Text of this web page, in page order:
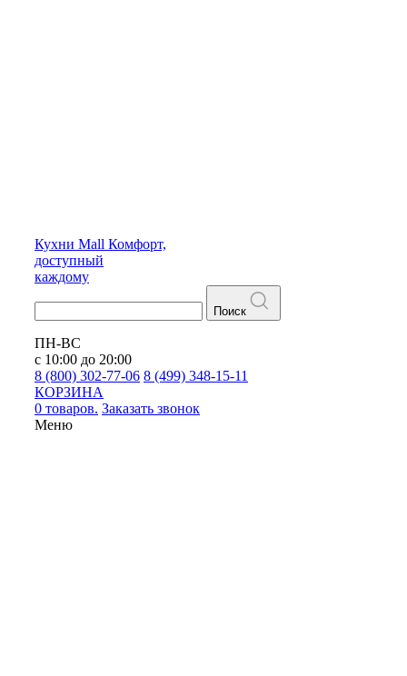
Кухни Mall Комфорт,
доступный
каждому
Поиск
ПН-ВС
с 10:00 до 20:00
8 (800) 302-77-06 8 (499) 348-15-11
КОРЗИНА
0 товаров. Заказать звонок
Меню